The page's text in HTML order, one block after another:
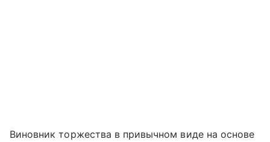
Виновник торжества в привычном виде на основе